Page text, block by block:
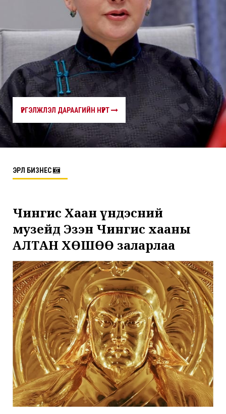
ҮРГЭЛЖЛЭЛ ДАРААГИЙН НҮҮРТ
ЭРҮҮЛ БИЗНЕС
Чингис Хаан үндэсний
музейд Эзэн Чингис хааны
АЛТАН ХӨШӨӨ заларлаа